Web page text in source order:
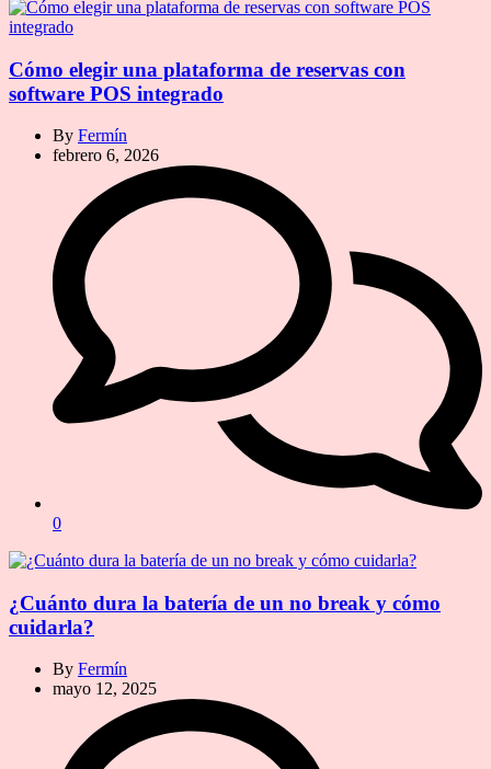
Cómo elegir una plataforma de reservas con
software POS integrado
By Fermín
febrero 6, 2026
0
¿Cuánto dura la batería de un no break y cómo
cuidarla?
By Fermín
mayo 12, 2025